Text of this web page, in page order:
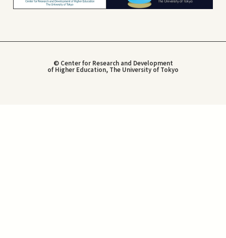
© Center for Research and Development
of Higher Education, The University of Tokyo